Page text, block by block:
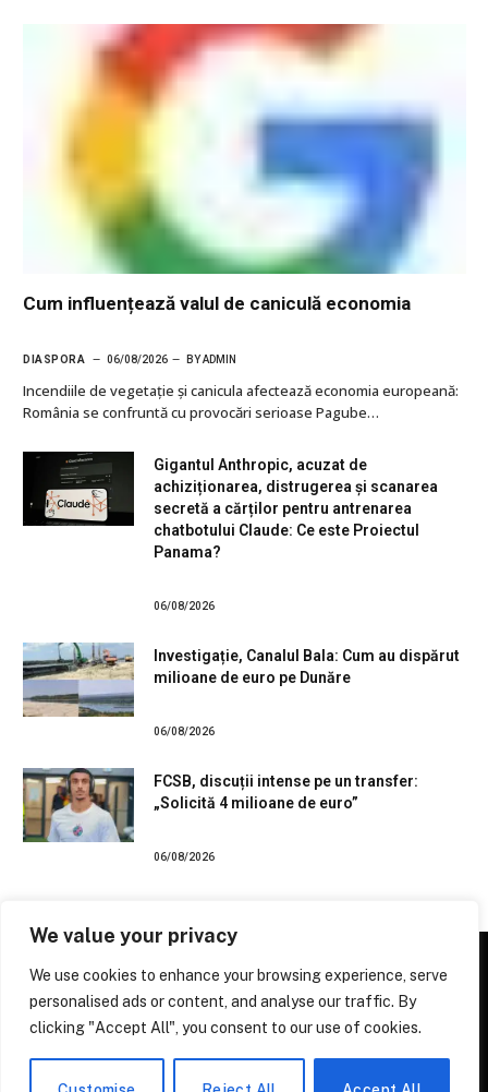
We value your privacy
We use cookies to enhance your browsing experience, serve
personalised ads or content, and analyse our traffic. By
clicking "Accept All", you consent to our use of cookies.
Cum influențează valul de caniculă economia
DIASPORA 06/08/2026 BYADMIN
Incendiile de vegetație și canicula afectează economia europeană:
România se confruntă cu provocări serioase Pagube…
Gigantul Anthropic, acuzat de
achiziționarea, distrugerea și scanarea
secretă a cărților pentru antrenarea
chatbotului Claude: Ce este Proiectul
Panama?
06/08/2026
Investigație, Canalul Bala: Cum au dispărut
milioane de euro pe Dunăre
06/08/2026
FCSB, discuții intense pe un transfer:
„Solicită 4 milioane de euro”
06/08/2026
Facebook
(Twitter)
Pinterest
© 2026 Stiri OnlinePulsul Știrilor de Pretutindeni .